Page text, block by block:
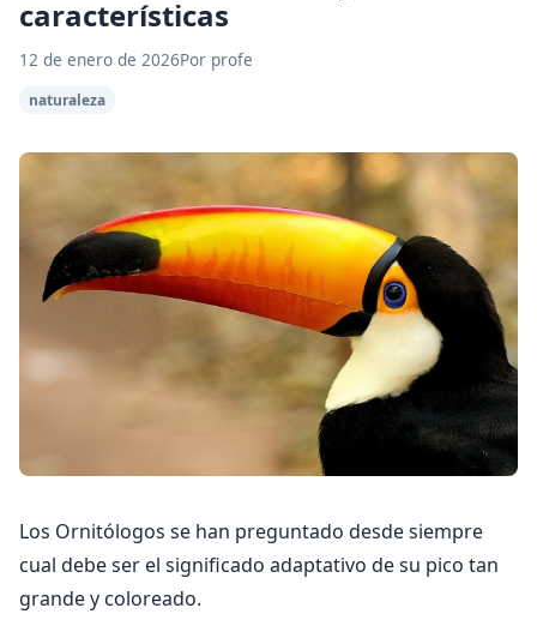
características
12 de enero de 2026Por profe
naturaleza
Los Ornitólogos se han preguntado desde siempre
cual debe ser el significado adaptativo de su pico tan
grande y coloreado.